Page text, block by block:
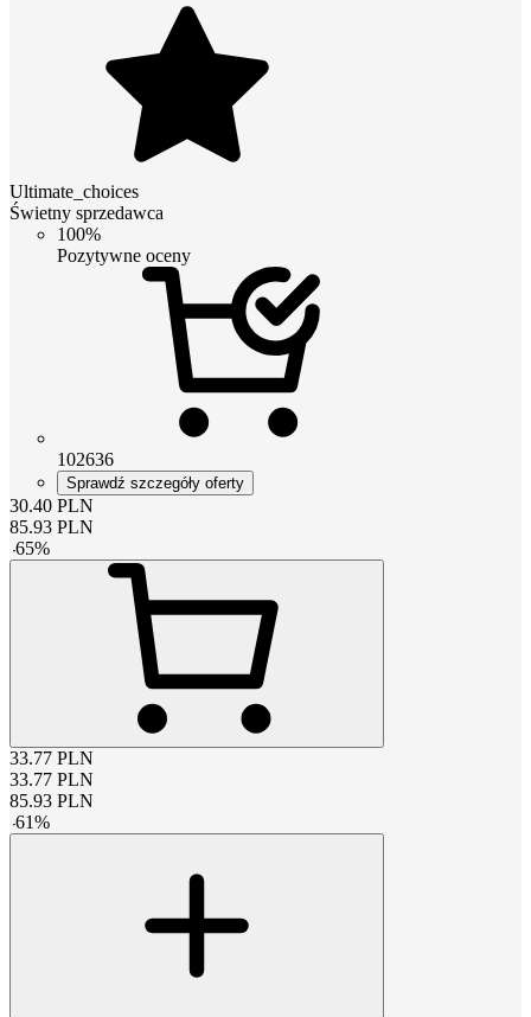
Ultimate_choices
Świetny sprzedawca
100%
Pozytywne oceny
102636
Sprawdź szczegóły oferty
30.40 PLN
85.93 PLN
-65%
33.77 PLN
33.77 PLN
85.93 PLN
-61%